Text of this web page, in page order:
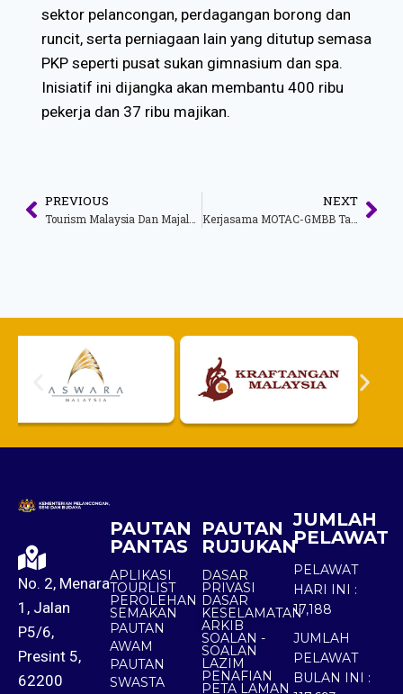
sektor pelancongan, perdagangan borong dan
runcit, serta perniagaan lain yang ditutup semasa
PKP seperti pusat sukan gimnasium dan spa.
Inisiatif ini dijangka akan membantu 400 ribu
pekerja dan 37 ribu majikan.
PREVIOUS
Tourism Malaysia Dan Majalah Backpackerz Anjur “Pertandingan Cuti-Cuti Malaysia Travel Wishlist 2021”
NEXT
Kerjasama MOTAC-GMBB Tawar Peluang Pemasaran Produk Kraf
No. 2, Menara
1, Jalan
P5/6,
Presint 5,
62200
PAUTAN
PANTAS
APLIKASI
TOURLIST
PEROLEHAN
SEMAKAN
PAUTAN
AWAM
PAUTAN
SWASTA
PAUTAN
RUJUKAN
DASAR
PRIVASI
DASAR
KESELAMATAN
ARKIB
SOALAN -
SOALAN
LAZIM
PENAFIAN
PETA LAMAN
JUMLAH
PELAWAT
PELAWAT
HARI INI :
17,188
JUMLAH
PELAWAT
BULAN INI :